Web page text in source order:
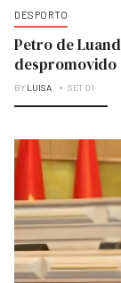
DESPORTO
Petro de
despromovido
BY LUISA SET 01